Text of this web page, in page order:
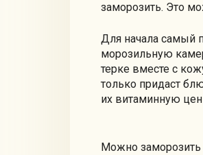
заморозить. Это
Для начала самый
морозильную
терке вместе с
только придаст
их витаминную
Можно